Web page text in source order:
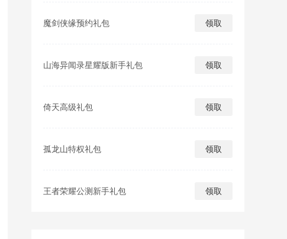
魔剑侠缘预约礼包 领取
山海异闻录星耀版新手礼包 领取
倚天高级礼包 领取
孤龙山特权礼包 领取
王者荣耀公测新手礼包 领取